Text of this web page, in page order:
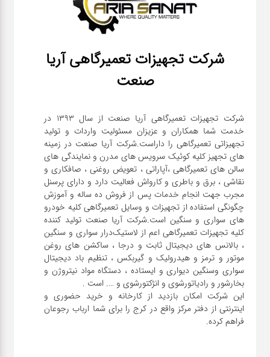
شرکت تجهیزات تعمیرگاهی آریا
صنعت
شرکت تجهیزات تعمیرگاهی آریا صنعت از سال ۱۳۹۳ در
خدمت شما همکاران و عزیزان مسئولیت واردات و تولید
تجهیزاتی تعمیرگاهی را داراست.شرکت آریا صنعت در زمینه
های تجهیز کلیه کوئیک سرویس های مدرن و نمایندگی های
سالن های تعمیرگاهی ،آپاراتی ، تعویض روغنی ، صافکاری و
نقاشی ، برق و باطری و کارواش فعالیت دارد و دارای پرسنل
مجرب جهت انجام خدمات پس از فروش ده ساله و آموزش
چگونگی استفاده از تجهیزات و وسایل تعمیرگاهی کلیه خودرو
های سواری و سنگین است.شرکت آریا صنعت تولید کننده
کلیه تجهیزات تعمیرگاهی اعم از لاستیک‌درار سواری و ‌سنگین
، بالانس های دیجیتال ثابت و درجا ، ساکشن های روغن
موتور و ترمز و هیدرولیک و گیربکس ، تنظیم باد دیجیتال
سواری و‌سنگین دیواری و ایستاده ، دستگاه مواد نیتروژن و
این شرکت امکان بازدید از کارخانه و خرید حضوری و
اینترنتی از دفتر مرکز واقع در کرج را برای شما ارباب رجوعان
فراهم کرده.